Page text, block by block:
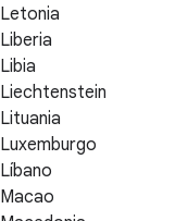
Letonia
Liberia
Libia
Liechtenstein
Lituania
Luxemburgo
Líbano
Macao